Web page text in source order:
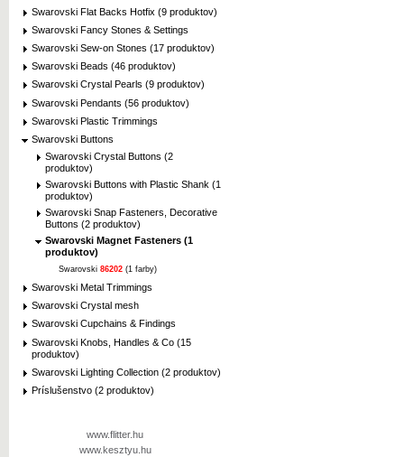
Swarovski Flat Backs Hotfix (9 produktov)
Swarovski Fancy Stones & Settings
Swarovski Sew-on Stones (17 produktov)
Swarovski Beads (46 produktov)
Swarovski Crystal Pearls (9 produktov)
Swarovski Pendants (56 produktov)
Swarovski Plastic Trimmings
Swarovski Buttons
Swarovski Crystal Buttons (2
produktov)
Swarovski Buttons with Plastic Shank (1
produktov)
Swarovski Snap Fasteners, Decorative
Buttons (2 produktov)
Swarovski Magnet Fasteners (1
produktov)
Swarovski 86202 (1 farby)
Swarovski Metal Trimmings
Swarovski Crystal mesh
Swarovski Cupchains & Findings
Swarovski Knobs, Handles & Co (15
produktov)
Swarovski Lighting Collection (2 produktov)
Príslušenstvo (2 produktov)
www.flitter.hu
www.kesztyu.hu